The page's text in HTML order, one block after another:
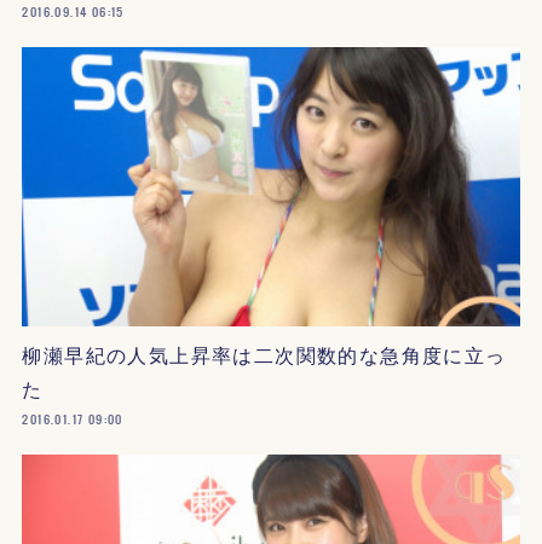
2016.09.14 06:15
柳瀬早紀の人気上昇率は二次関数的な急角度に立っ
た
2016.01.17 09:00